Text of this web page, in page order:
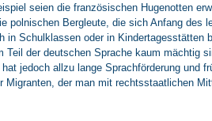
seien die französischen Hugenotten
polnischen Bergleute, die sich Anfang des
in Schulklassen oder in Kindertagesstätten
Teil der deutschen Sprache kaum mächtig
jedoch allzu lange Sprachförderung und
der man mit rechtsstaatlichen